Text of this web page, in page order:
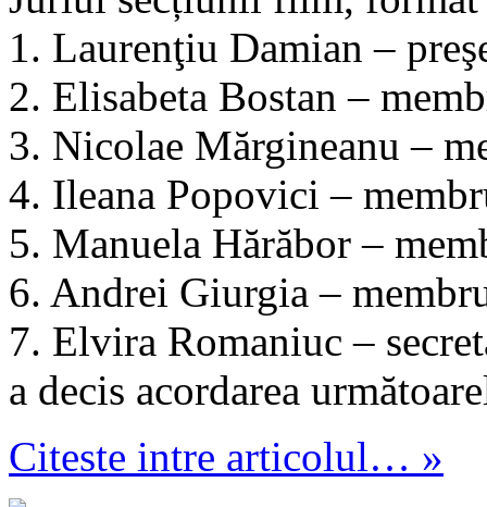
1. Laurenţiu Damian –
2. Elisabeta Bostan –
3. Nicolae Mărgineanu –
4. Ileana Popovici –
5. Manuela Hărăbor –
6. Andrei Giurgia –
7. Elvira Romaniuc –
a decis acordarea
Citeste intre articolul… »